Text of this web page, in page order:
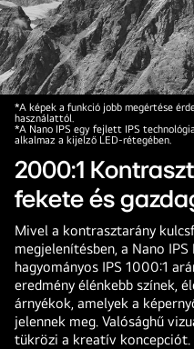
*A képek a funkció jobb megértése
használattól.
*A Nano IPS egy fejlett IPS
alkalmaz a kijelző LED-rétegében.
2000:1
fekete és
Mivel a kontrasztarány
megjelenítésben, a Nano
hagyományos IPS 1000:1
eredmény élénkebb színek,
árnyékok, amelyek a
jelennek meg. Valósághű
tükrözi a kreatív koncepciót.